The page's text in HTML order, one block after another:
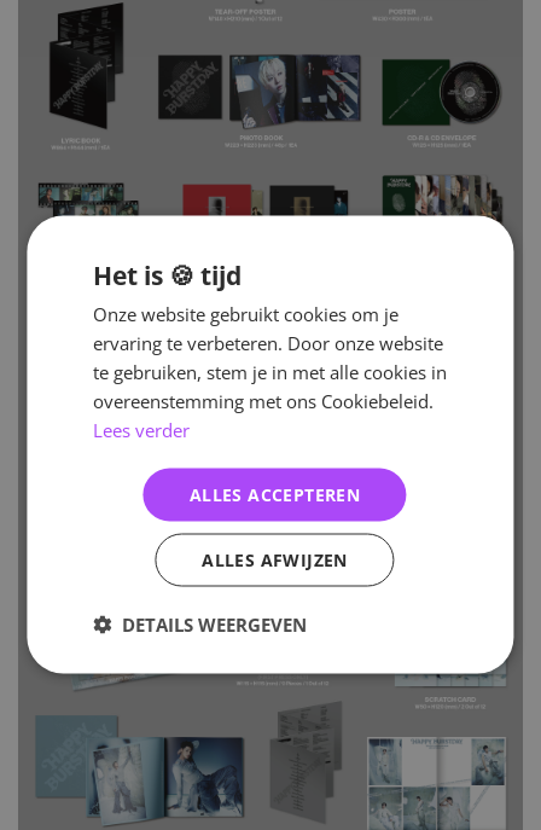
Het is 🍪 tijd
Onze website gebruikt cookies om je
ervaring te verbeteren. Door onze website
te gebruiken, stem je in met alle cookies in
overeenstemming met ons Cookiebeleid.
Lees verder
ALLES ACCEPTEREN
ALLES AFWIJZEN
DETAILS WEERGEVEN